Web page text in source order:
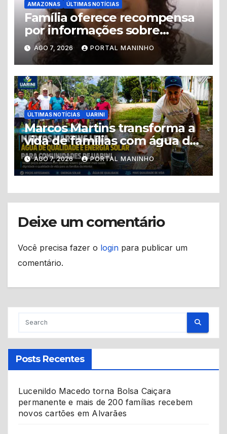
AMAZONAS ÚLTIMAS NOTÍCIAS
Família oferece recompensa
por informações sobre
adolescente desaparecida
em Manaus
AGO 7, 2026 PORTAL MANINHO
ÚLTIMAS NOTÍCIAS UARINI
Marcos Martins transforma a
vida de famílias com água de
qualidade e energia solar em
Uarini
AGO 7, 2026 PORTAL MANINHO
Deixe um comentário
Você precisa fazer o login para publicar um
comentário.
Posts Recentes
Lucenildo Macedo torna Bolsa Caiçara
permanente e mais de 200 famílias recebem
novos cartões em Alvarães